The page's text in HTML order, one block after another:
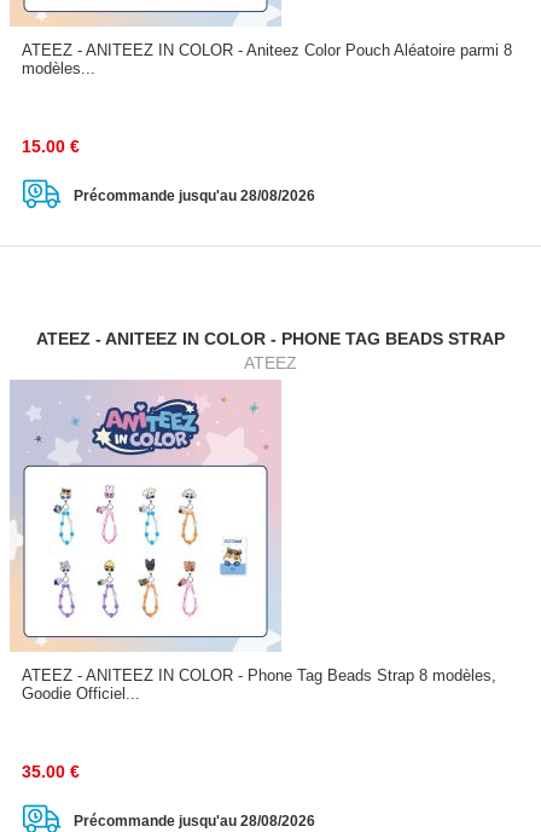
ATEEZ - ANITEEZ IN COLOR - Aniteez Color Pouch Aléatoire parmi 8
modèles...
15.00 €
Précommande jusqu'au 28/08/2026
ATEEZ - ANITEEZ IN COLOR - PHONE TAG BEADS STRAP
ATEEZ
ATEEZ - ANITEEZ IN COLOR - Phone Tag Beads Strap 8 modèles,
Goodie Officiel...
35.00 €
Précommande jusqu'au 28/08/2026